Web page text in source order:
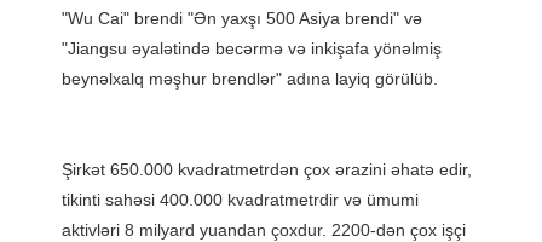
"Wu Cai" brendi "Ən yaxşı 500 Asiya brendi" və
"Jiangsu əyalətində becərmə və inkişafa yönəlmiş
Şirkət 650.000 kvadratmetrdən çox ərazini əhatə edir,
tikinti sahəsi 400.000 kvadratmetrdir və ümumi
aktivləri 8 milyard yuandan çoxdur. 2200-dən çox işçi